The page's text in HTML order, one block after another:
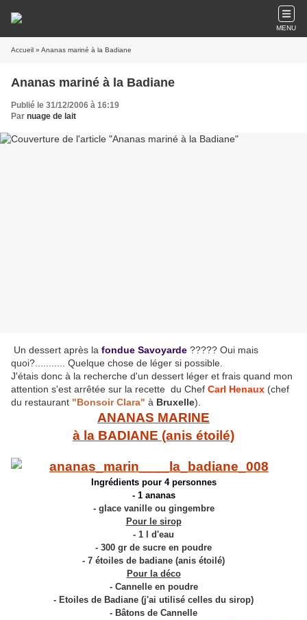
MENU
Accueil » Ananas mariné à la Badiane
Ananas mariné à la Badiane
Publié le 31/12/2006 à 16:19
Par nuage de lait
Un dessert après la fondue Savoyarde ????? Oui mais
quoi?........... Quelque chose de léger si possible.
J'étais donc à la recherche d'un dessert léger et frais quand mon
attention s'est arrêtée sur la recette du Chef Carl Henaux (chef
du restaurant "Bonsoir Clara" à Bruxelle).
ANANAS MARINE
à la BADIANE (anis étoilé)
Ingrédients pour 4 personnes
- 1 ananas
- glace vanille ou gingembre
Pour le sirop
- 1 l d'eau
- 300 gr de sucre en poudre
- 7 étoiles de badiane (anis étoilé)
Pour la déco
- Cannelle en poudre
- Etoiles de Badiane (j'ai utilisé celles du sirop)
- Bâtons de Cannelle